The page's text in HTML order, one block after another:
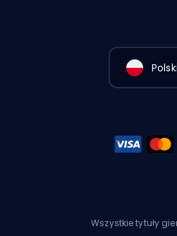
Polski
Wszystkie tytuły